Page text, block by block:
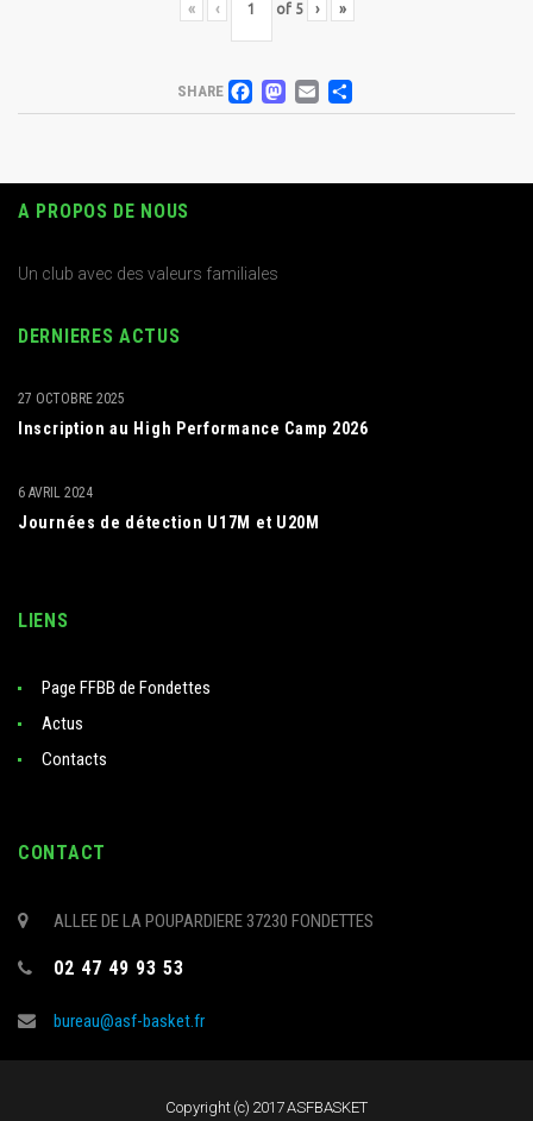
« ‹ of 5 › »
SHARE FACEBOOK
MASTODON
EMAIL
PARTAGER
A PROPOS DE NOUS
Un club avec des valeurs familiales
DERNIERES ACTUS
Inscription au High Performance Camp 2026
27 OCTOBRE 2025
Journées de détection U17M et U20M
6 AVRIL 2024
LIENS
Page FFBB de Fondettes
Actus
Contacts
CONTACT
ALLEE DE LA POUPARDIERE 37230 FONDETTES
02 47 49 93 53
bureau@asf-basket.fr
Copyright (c) 2017 ASFBASKET